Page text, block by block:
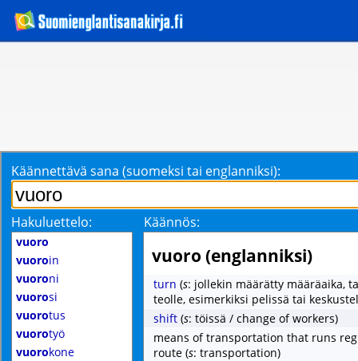
Käännettävä sana (suomeksi tai englanniksi):
Hakuluettelo: Käännös:
vuoro
vuoroin
vuoroni
vuorosi
vuorotus
vuorotyö
vuorokone
vuoro (englanniksi)
turn (s: jollekin määrätty määräaika,
teolle, esimerkiksi pelissä tai
shift (s: töissä / change of workers)
means of transportation that runs
route (s: transportation)